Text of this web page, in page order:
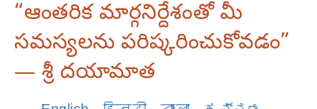
“ఆంతరిక మార్గనిర్దేశంతో మీ
సమస్యలను పరిష్కరించుకోవడం”
— శ్రీ దయామాత